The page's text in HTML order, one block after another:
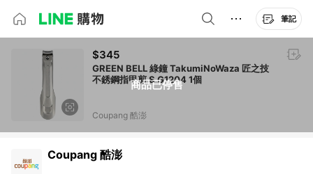
筆記
商品已停售
$345
GREEN BELL 綠鐘 TakumiNoWaza 匠之技
不銹鋼指甲剪 S G1204 1個
Coupang 酷澎
Coupang 酷澎